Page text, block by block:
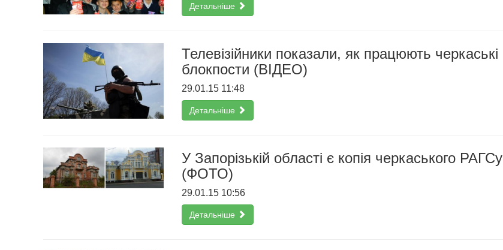
Детальніше
Телевізійники показали, як працюють черкаські
блокпости (ВІДЕО)
29.01.15 11:48
Детальніше
У Запорізькій області є копія черкаського РАГСу
(ФОТО)
29.01.15 10:56
Детальніше